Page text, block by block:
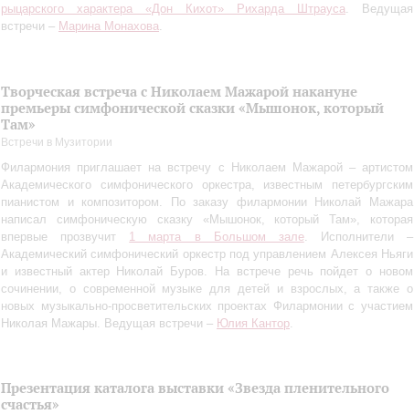
рыцарского характера «Дон Кихот» Рихарда Штрауса. Ведущая
встречи – Марина Монахова.
Творческая встреча с Николаем Мажарой накануне
премьеры симфонической сказки «Мышонок, который
Там»
Встречи в Музитории
Филармония приглашает на встречу с Николаем Мажарой – артистом
Академического симфонического оркестра, известным петербургским
пианистом и композитором. По заказу филармонии Николай Мажара
написал симфоническую сказку «Мышонок, который Там», которая
впервые прозвучит 1 марта в Большом зале. Исполнители –
Академический симфонический оркестр под управлением Алексея Ньяги
и известный актер Николай Буров. На встрече речь пойдет о новом
сочинении, о современной музыке для детей и взрослых, а также о
новых музыкально-просветительских проектах Филармонии с участием
Николая Мажары. Ведущая встречи – Юлия Кантор
Презентация каталога выставки «Звезда пленительного
счастья»